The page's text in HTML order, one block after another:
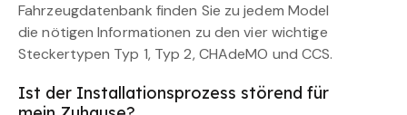
Fahrzeugdatenbank finden Sie zu jedem Model
die nötigen Informationen zu den vier wichtige
Steckertypen Typ 1, Typ 2, CHAdeMO und CCS.
Ist der Installationsprozess störend für